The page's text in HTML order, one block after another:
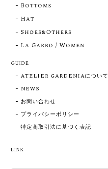
Bottoms
Hat
Shoes&Others
La Garbo / Women
GUIDE
ATELIER GARDENIAについて
NEWS
お問い合わせ
プライバシーポリシー
特定商取引法に基づく表記
LINK